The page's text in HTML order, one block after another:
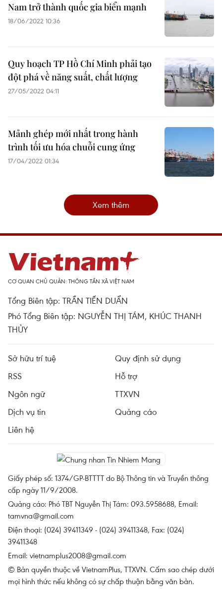
Nam trở thành quốc gia biển mạnh
18/06/2022 10:36
Quy hoạch TP Hồ Chí Minh phải tạo
đột phá về năng suất, chất lượng
27/05/2022 04:11
Mảnh ghép mới nhất trong hành
trình tối ưu hóa chuỗi cung ứng
17/04/2022 01:34
Xem thêm
CƠ QUAN CHỦ QUẢN: THÔNG TẤN XÃ VIỆT NAM
Tổng Biên tập: TRẦN TIẾN DUẨN
Phó Tổng Biên tập: NGUYỄN THỊ TÁM, KHÚC THANH
THỦY
Sở hữu trí tuệ
Quy định sử dụng
RSS
Hỗ trợ
Ngôn ngữ
TTXVN
Dịch vụ tin
Quảng cáo
Liên hệ
Giấy phép số: 1374/GP-BTTTT do Bộ Thông tin và Truyền thông
cấp ngày 11/9/2008.
Quảng cáo: Phó TBT Nguyễn Thị Tám: 093.5958688, Email:
tamvna@gmail.com
Điện thoại: (024) 39411349 - (024) 39411348, Fax: (024)
39411348
Email: vietnamplus2008@gmail.com
© Bản quyền thuộc về VietnamPlus, TTXVN. Cấm sao chép dưới
mọi hình thức nếu không có sự chấp thuận bằng văn bản.